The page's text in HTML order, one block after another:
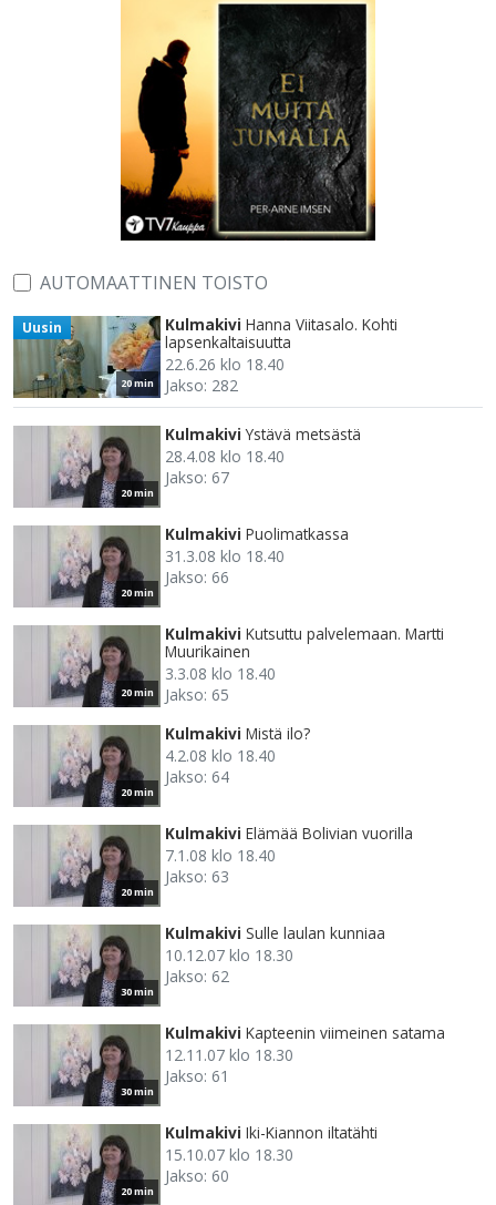
AUTOMAATTINEN TOISTO
20 min
Uusin Kulmakivi Hanna Viitasalo. Kohti
lapsenkaltaisuutta
22.6.26 klo 18.40
Jakso: 282
20 min
Kulmakivi Ystävä metsästä
28.4.08 klo 18.40
Jakso: 67
20 min
Kulmakivi Puolimatkassa
31.3.08 klo 18.40
Jakso: 66
20 min
Kulmakivi Kutsuttu palvelemaan. Martti
Muurikainen
3.3.08 klo 18.40
Jakso: 65
20 min
Kulmakivi Mistä ilo?
4.2.08 klo 18.40
Jakso: 64
20 min
Kulmakivi Elämää Bolivian vuorilla
7.1.08 klo 18.40
Jakso: 63
30 min
Kulmakivi Sulle laulan kunniaa
10.12.07 klo 18.30
Jakso: 62
30 min
Kulmakivi Kapteenin viimeinen satama
12.11.07 klo 18.30
Jakso: 61
20 min
Kulmakivi Iki-Kiannon iltatähti
15.10.07 klo 18.30
Jakso: 60